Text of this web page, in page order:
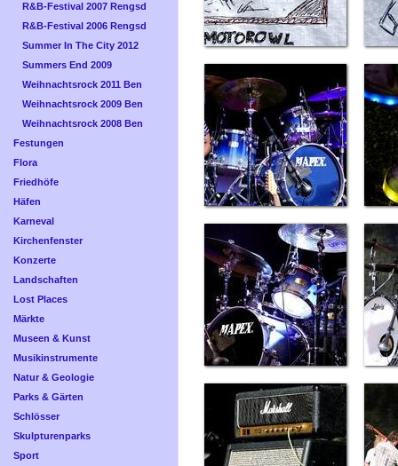
R&B-Festival 2007 Rengsd
R&B-Festival 2006 Rengsd
Summer In The City 2012
Summers End 2009
Weihnachtsrock 2011 Ben
Weihnachtsrock 2009 Ben
Weihnachtsrock 2008 Ben
Festungen
Flora
Friedhöfe
Häfen
Karneval
Kirchenfenster
Konzerte
Landschaften
Lost Places
Märkte
Museen & Kunst
Musikinstrumente
Natur & Geologie
Parks & Gärten
Schlösser
Skulpturenparks
Sport